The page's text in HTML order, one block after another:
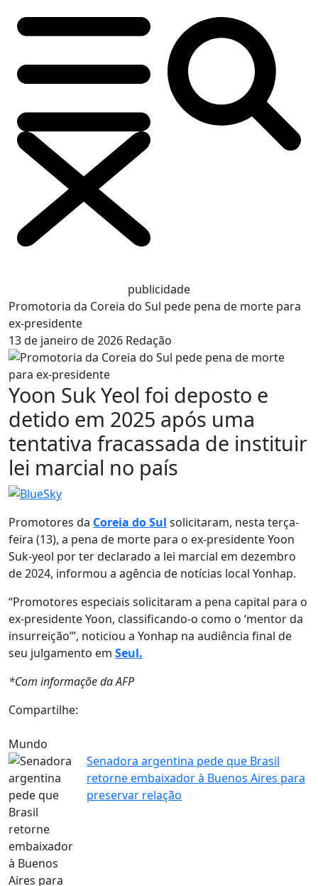
publicidade
Promotoria da Coreia do Sul pede pena de morte para
ex-presidente
13 de janeiro de 2026 Redação
Yoon Suk Yeol foi deposto e
detido em 2025 após uma
tentativa fracassada de instituir
lei marcial no país
Promotores da Coreia do Sul solicitaram, nesta terça-
feira (13), a pena de morte para o ex-presidente Yoon
Suk-yeol por ter declarado a lei marcial em dezembro
de 2024, informou a agência de notícias local Yonhap.
“Promotores especiais solicitaram a pena capital para o
ex-presidente Yoon, classificando-o como o ‘mentor da
insurreição’”, noticiou a Yonhap na audiência final de
seu julgamento em Seul.
*Com informaçõe da AFP
Compartilhe:
Mundo
Senadora argentina pede que Brasil
retorne embaixador à Buenos Aires para
preservar relação